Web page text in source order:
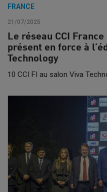
FRANCE
21/07/2025
Le réseau CCI
présent en force à
Technology
10 CCI FI au salon Viva